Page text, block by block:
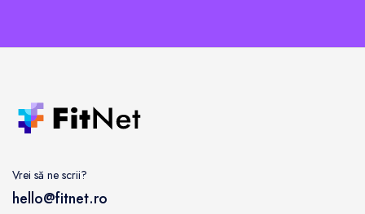
Vrei să ne scrii?
hello@fitnet.ro